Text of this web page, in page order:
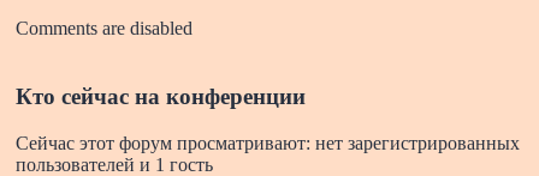
Comments are disabled
Кто сейчас на конференции
Сейчас этот форум просматривают: нет зарегистрированных
пользователей и 1 гость